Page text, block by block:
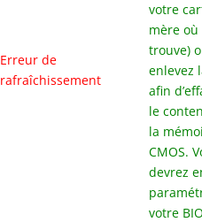
Erreur de
rafraîchissement
votre
mère où
trouve)
enlevez
afin
le
la
CMOS.
devrez
votre